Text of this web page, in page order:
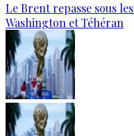
Le Brent repasse sous
Washington et Téhéran